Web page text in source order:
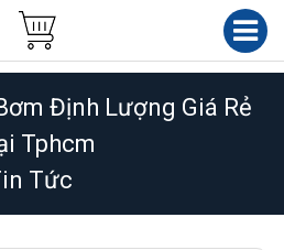
Định Lượng Giá Rẻ
Tphcm
Tức